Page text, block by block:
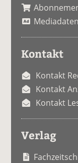
Kontakt
Kontakt
Kontakt
Kontakt
Verlag